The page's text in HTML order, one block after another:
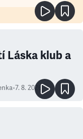
Láska klub a
•7. 8. 2026